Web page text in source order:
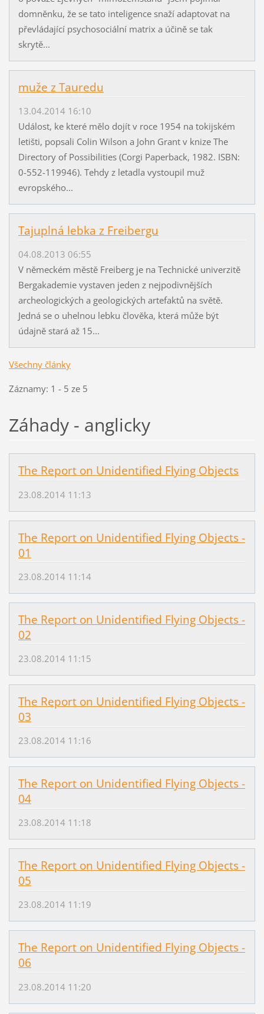
domněnku, že se tato inteligence snaží adaptovat na
převládající psychosociální matrix a účině se tak
skrytě...
muže z Tauredu
13.04.2014 16:10
Událost, ke které mělo dojít v roce 1954 na tokijském
letišti, popsali Colin Wilson a John Grant v knize The
Directory of Possibilities (Corgi Paperback, 1982. ISBN:
0-552-119946). Tehdy z letadla vystoupil muž
evropského...
Tajuplná lebka z Freibergu
04.08.2013 06:55
V německém městě Freiberg je na Technické univerzitě
Bergakademie vystaven jeden z nejpodivnějších
archeologických a geologických artefaktů na světě.
Jedná se o uhelnou lebku člověka, která může být
údajně stará až 15...
Všechny články
Záznamy: 1 - 5 ze 5
Záhady - anglicky
The Report on Unidentified Flying Objects
23.08.2014 11:13
The Report on Unidentified Flying Objects -
01
23.08.2014 11:14
The Report on Unidentified Flying Objects -
02
23.08.2014 11:15
The Report on Unidentified Flying Objects -
03
23.08.2014 11:16
The Report on Unidentified Flying Objects -
04
23.08.2014 11:18
The Report on Unidentified Flying Objects -
05
23.08.2014 11:19
The Report on Unidentified Flying Objects -
06
23.08.2014 11:20